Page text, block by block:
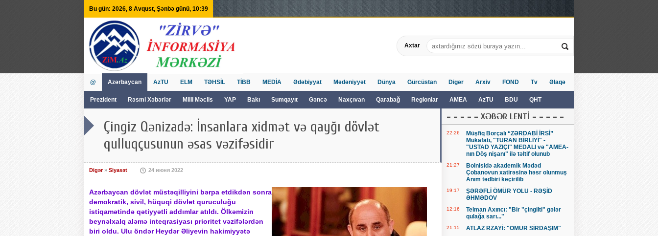
Bu gün: 2026, 8 Avqust, Şənbə günü, 10:39
Axtar
@ Azərbaycan
Prezident Rəsmi Xəbərlər Milli Məclis YAP Bakı Sumqayıt Gəncə Naxçıvan Qarabağ Regionlar AMEA AzTU BDU QHT
AzTU ELM TƏHSİL TİBB MEDİA Ədəbiyyat Mədəniyyət Dünya Gürcüstan Digər Arxiv FOND Tv Əlaqə
Çingiz Qənizadə: İnsanlara xidmət və qayğı dövlət
qulluqçusunun əsas vəzifəsidir
Digər» Siyasət 24 июня 2022
Azərbaycan dövlət müstəqilliyini bərpa etdikdən sonra
demokratik, sivil, hüquqi dövlət quruculuğu
istiqamətində qətiyyətli addımlar atıldı. Ölkəmizin
beynəlxalq aləmə inteqrasiyası prioritet vəzifələrdən
biri oldu. Ulu öndər Heydər Əliyevin hakimiyyətə
= = = = = XƏBƏR LENTİ = = = = =
22:26
Müşfiq Borçalı “ZƏRDABİ İRSİ”
Mükafatı, "TURAN BİRLİYİ" -
"USTAD YAZIÇI" MEDALI və "AMEA-
nın Döş nişanı" ilə təltif olunub
21:27
Bolnisidə akademik Mədəd
Çobanovun xatirəsinə həsr olunmuş
Anım tədbiri keçirilib
19:17
ŞƏRƏFLİ ÖMÜR YOLU - RƏŞİD
ƏHMƏDOV
12:16
Telman Axıncı: "Bir "çingilti" gələr
qulağa sarı..."
21:15 ATLAZ RZAYİ: "ÖMÜR SİRDAŞIM"